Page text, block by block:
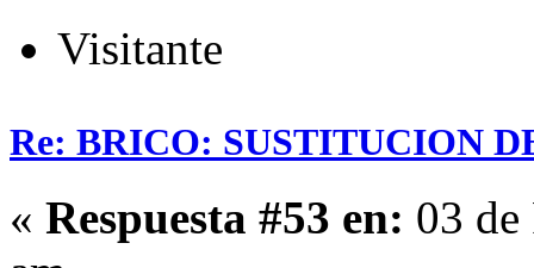
Visitante
Re: BRICO: SUSTITUCION
« Respuesta #53 en: 03